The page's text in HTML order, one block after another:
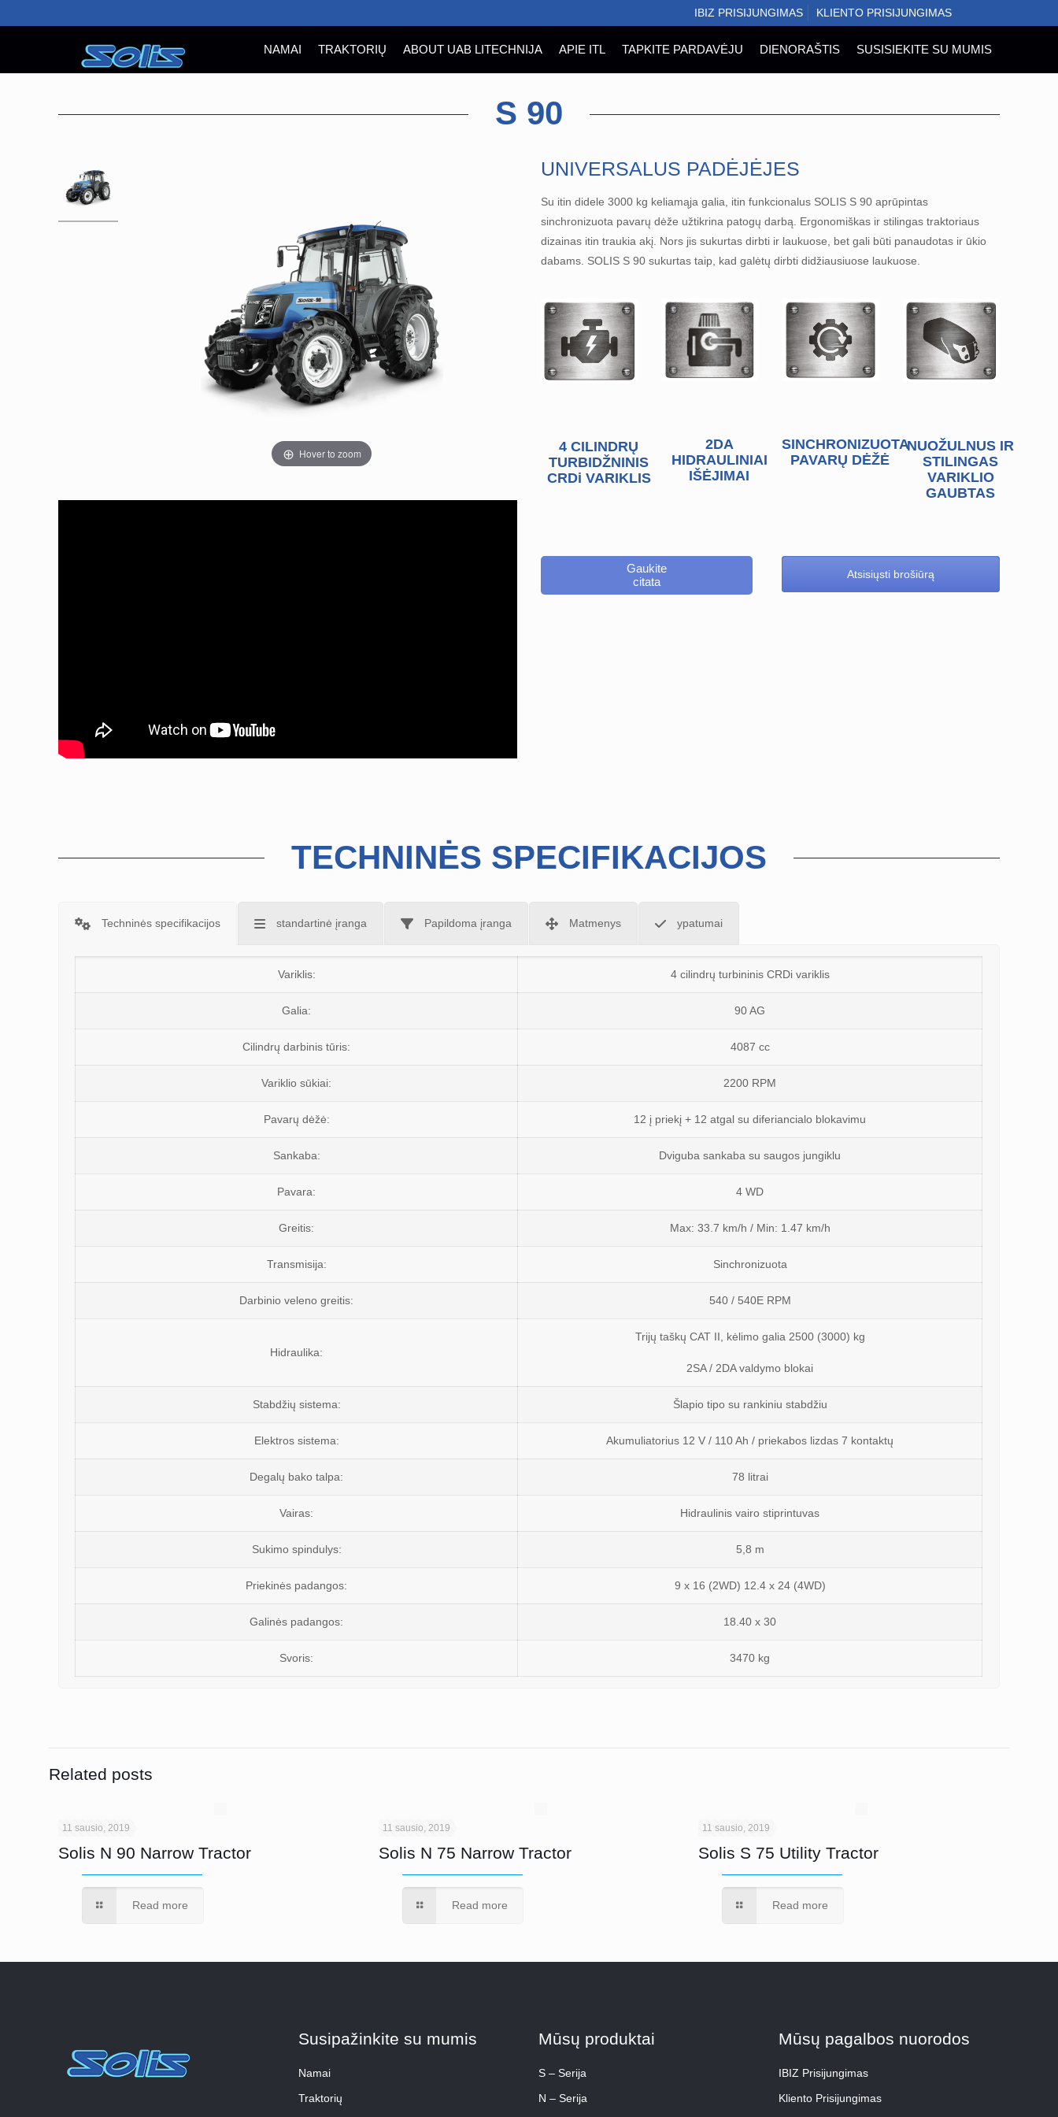
IBIZ PRISIJUNGIMAS KLIENTO PRISIJUNGIMAS
NAMAI TRAKTORIŲ ABOUT UAB LITECHNIJA APIE ITL TAPKITE PARDAVĖJU DIENORAŠTIS SUSISIEKITE SU MUMIS
S 90
Hover to zoom
UNIVERSALUS PADĖJĖJES
Su itin didele 3000 kg keliamąja galia, itin funkcionalus SOLIS S 90 aprūpintas
sinchronizuota pavarų dėže užtikrina patogų darbą. Ergonomiškas ir stilingas traktoriaus
dizainas itin traukia akį. Nors jis sukurtas dirbti ir laukuose, bet gali būti panaudotas ir ūkio
dabams. SOLIS S 90 sukurtas taip, kad galėtų dirbti didžiausiuose laukuose.
4 CILINDRŲ
TURBIDŽNINIS
CRDi VARIKLIS
2DA
HIDRAULINIAI
IŠĖJIMAI
SINCHRONIZUOTA
PAVARŲ DĖŽĖ
NUOŽULNUS IR
STILINGAS
VARIKLIO
GAUBTAS
Gaukite
citata
Atsisiųsti brošiūrą
TECHNINĖS SPECIFIKACIJOS
Techninės specifikacijos standartinė įranga Papildoma įranga Matmenys ypatumai
Variklis: 4 cilindrų turbininis CRDi variklis
Galia: 90 AG
Cilindrų darbinis tūris: 4087 cc
Variklio sūkiai: 2200 RPM
Pavarų dėžė: 12 į priekį + 12 atgal su diferiancialo blokavimu
Sankaba: Dviguba sankaba su saugos jungiklu
Pavara: 4 WD
Greitis: Max: 33.7 km/h / Min: 1.47 km/h
Transmisija: Sinchronizuota
Darbinio veleno greitis: 540 / 540E RPM
Hidraulika:
Trijų taškų CAT II, kėlimo galia 2500 (3000) kg
2SA / 2DA valdymo blokai
Stabdžių sistema: Šlapio tipo su rankiniu stabdžiu
Elektros sistema: Akumuliatorius 12 V / 110 Ah / priekabos lizdas 7 kontaktų
Degalų bako talpa: 78 litrai
Vairas: Hidraulinis vairo stiprintuvas
Sukimo spindulys: 5,8 m
Priekinės padangos: 9 x 16 (2WD) 12.4 x 24 (4WD)
Galinės padangos: 18.40 x 30
Svoris: 3470 kg
Related posts
11 sausio, 2019
Solis N 90 Narrow Tractor
Read more
11 sausio, 2019
Solis N 75 Narrow Tractor
Read more
11 sausio, 2019
Solis S 75 Utility Tractor
Read more
Susipažinkite su mumis
Namai
Traktorių
Mūsų produktai
S – Serija
N – Serija
Mūsų pagalbos nuorodos
IBIZ Prisijungimas
Kliento Prisijungimas